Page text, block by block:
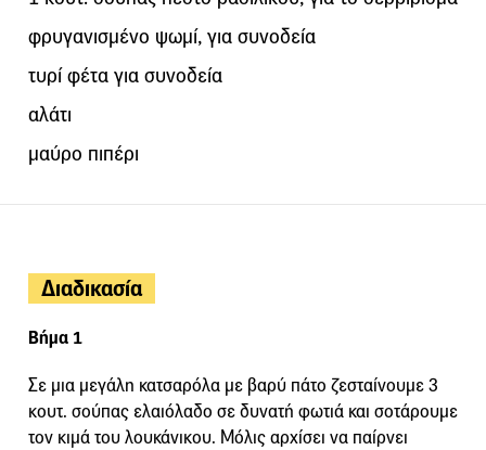
φρυγανισµένο ψωµί, για συνοδεία
τυρί φέτα για συνοδεία
αλάτι
μαύρο πιπέρι
Διαδικασία
Βήμα 1
Σε µια µεγάλη κατσαρόλα µε βαρύ πάτο ζεσταίνουµε 3
κουτ. σούπας ελαιόλαδο σε δυνατή φωτιά και σοτάρουµε
τον κιµά του λουκάνικου. Μόλις αρχίσει να παίρνει